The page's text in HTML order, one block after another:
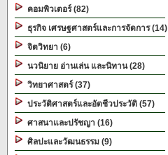
คอมพิวเตอร์ (82)
ธุรกิจ เศรษฐศาสตร์และการจัดการ (14)
จิตวิทยา (6)
นวนิยาย อ่านเล่น และนิทาน (28)
วิทยาศาสตร์ (37)
ประวัติศาสตร์และอัตชีวประวัติ (57)
ศาสนาและปรัชญา (16)
ศิลปะและวัฒนธรรม (9)